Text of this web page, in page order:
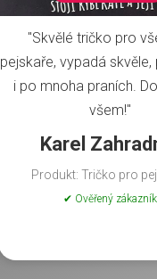
"Skvělé tričko pro
pejskaře, vypadá
i po mnoha praních.
všem!"
Karel
Produkt: Tričko pro
✔ Ověřený zákazník